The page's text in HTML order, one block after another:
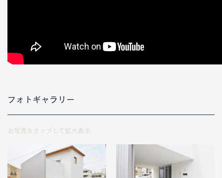
フォトギャラリー
お写真をタップして拡大表示